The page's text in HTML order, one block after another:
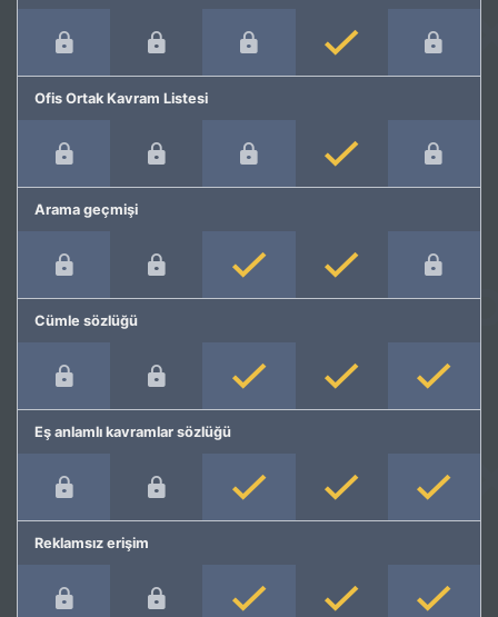
Ofis Ortak Kavram Listesi
Arama geçmişi
Cümle sözlüğü
Eş anlamlı kavramlar sözlüğü
Reklamsız erişim